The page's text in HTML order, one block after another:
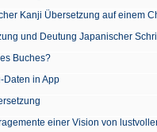
Kanji Übersetzung auf einem
und Deutung Japanischer
Buches?
Daten in App
einer Vision von